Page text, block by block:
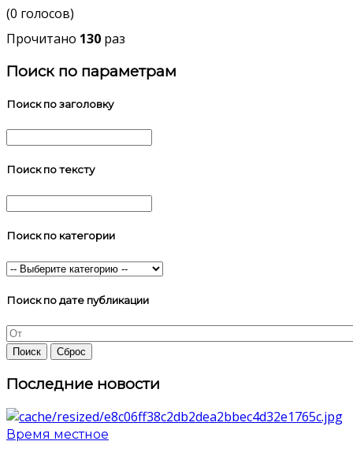
(0 голосов)
Прочитано 130 раз
Поиск по параметрам
Поиск по заголовку
Поиск по тексту
Поиск по категории
Поиск по дате публикации
Последние новости
Время местное